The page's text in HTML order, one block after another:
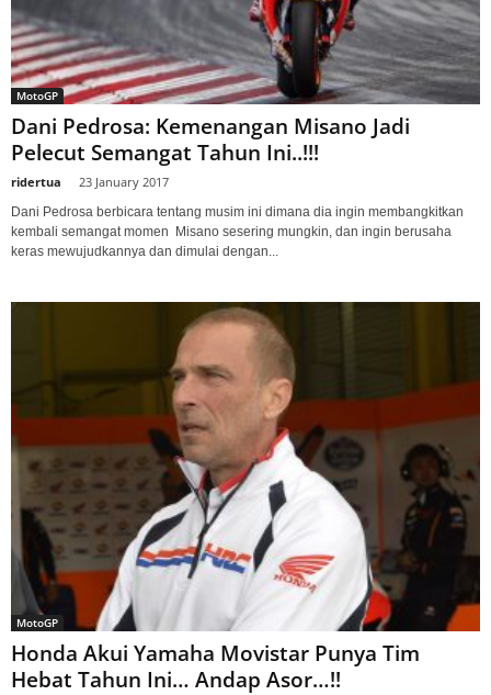
MotoGP
Dani Pedrosa: Kemenangan Misano Jadi
Pelecut Semangat Tahun Ini..!!!
ridertua 23 January 2017
Dani Pedrosa berbicara tentang musim ini dimana dia ingin membangkitkan
kembali semangat momen Misano sesering mungkin, dan ingin berusaha
keras mewujudkannya dan dimulai dengan...
MotoGP
Honda Akui Yamaha Movistar Punya Tim
Hebat Tahun Ini… Andap Asor…!!